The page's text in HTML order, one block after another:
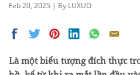
Feb 20, 2025 | By LUXUO
Là một biểu tượng đích thực